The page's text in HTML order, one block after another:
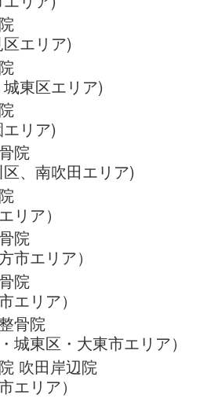
エリア)
東区エリア)
リア)
院
、南吹田エリア)
リア）
院
市エリア）
院
エリア）
骨院
城東区・大東市エリア）
吹田岸辺院
エリア）